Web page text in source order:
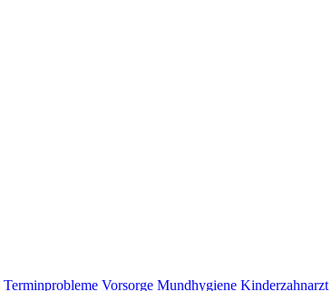
Terminprobleme Vorsorge Mundhygiene Kinderzahnarzt